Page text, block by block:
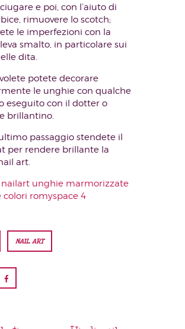
e poi, con l’aiuto di
rimuovere lo scotch;
le imperfezioni con la
smalto, in particolare sui
dita.
potete decorare
le unghie con qualche
eseguito con il dotter o
brillantino.
passaggio stendete il
per rendere brillante la
art.
NAIL ART